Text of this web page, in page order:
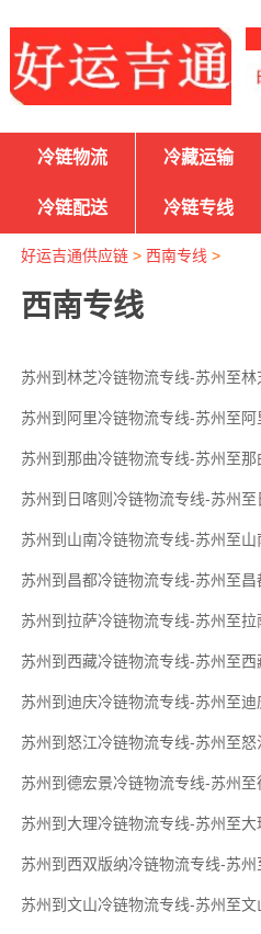
冷链物流 冷藏运输
冷链配送 冷链专线
好运吉通供应链> 西南专线 >
西南专线